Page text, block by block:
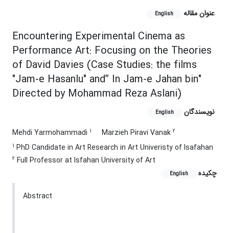
عنوان مقاله English
Encountering Experimental Cinema as
Performance Art: Focusing on the Theories
of David Davies (Case Studies: the films
"Jam-e Hasanlu" and” In Jam-e Jahan bin"
Directed by Mohammad Reza Aslani)
نویسندگان English
Mehdi Yarmohammadi 1 Marzieh Piravi Vanak 2
1 PhD Candidate in Art Research in Art Univeristy of Isafahan
2 Full Professor at Isfahan University of Art
چکیده
English
Abstract